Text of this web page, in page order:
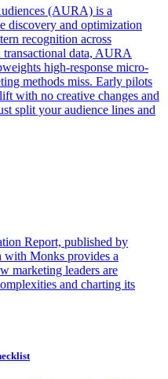
(AURA) is a
discovery and optimization
recognition across
data, AURA
high-response micro-
methods miss. Early pilots
with no creative changes and
split your audience lines and
Report, published by
Monks provides a
marketing leaders are
and charting its